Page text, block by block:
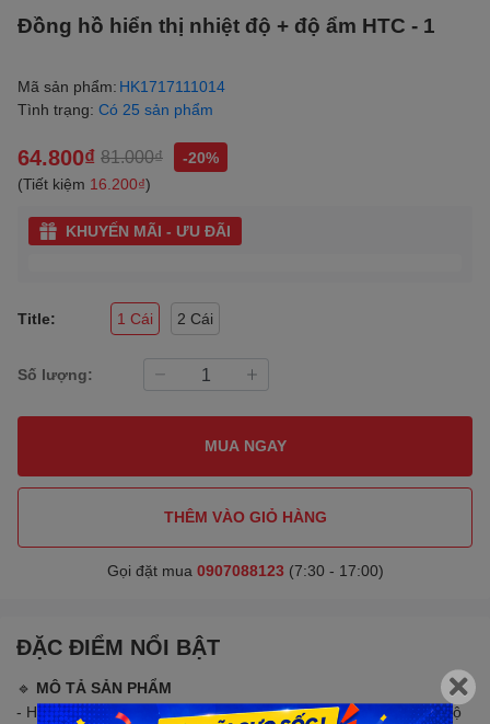
Đồng hồ hiển thị nhiệt độ + độ ẩm HTC - 1
Mã sản phẩm: HK1717111014
Tình trạng: Có 25 sản phẩm
64.800₫ 81.000₫
-20%
(Tiết kiệm 16.200₫)
KHUYẾN MÃI - ƯU ĐÃI
Title: 1 Cái 2 Cái
Số lượng:
MUA NGAY
THÊM VÀO GIỎ HÀNG
Gọi đặt mua 0907088123 (7:30 - 17:00)
ĐẶC ĐIỂM NỔI BẬT
🔹 MÔ TẢ SẢN PHẨM
- HTC-1 vừa là nhiệt kế và ẩm kế hai trong một, hiển thị nhiệt độ